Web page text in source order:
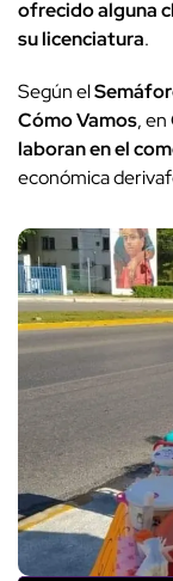
ofrecido alguna
su licenciatura.
Según el
Cómo Vamos,
laboran en el
económica